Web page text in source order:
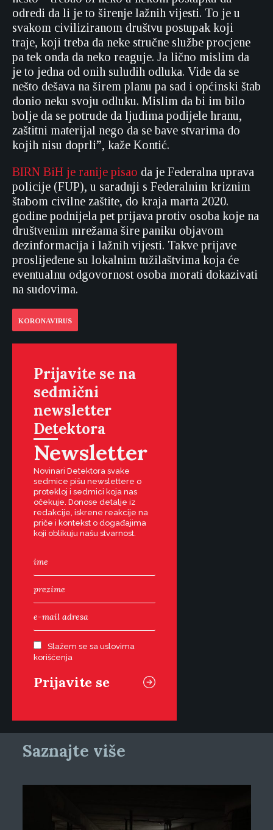
odredi da li je to širenje lažnih vijesti. To je u
svakom civiliziranom društvu postupak koji
traje, koji treba da neke stručne službe procjene
pa tek onda da neko reaguje. Ja lično mislim da
je to jedna od onih suludih odluka. Vide da se
nešto dešava na širem planu pa sad i općinski štab
donio neku svoju odluku. Mislim da bi im bilo
bolje da se potrude da ljudima podijele hranu,
zaštitni materijal nego da se bave stvarima do
kojih nisu doprli”, kaže Kontić.
BIRN BiH je ranije pisao da je Federalna uprava
policije (FUP), u saradnji s Federalnim kriznim
štabom civilne zaštite, do kraja marta 2020.
godine podnijela pet prijava protiv osoba koje na
društvenim mrežama šire paniku objavom
dezinformacija i lažnih vijesti. Takve prijave
proslijeđene su lokalnim tužilaštvima koja će
eventualnu odgovornost osoba morati dokazivati
na sudovima.
KORONAVIRUS
Prijavite se na
sedmični
newsletter
Detektora
Newsletter
Novinari Detektora svake
sedmice pišu newslettere o
protekloj i sedmici koja nas
očekuje. Donose detalje iz
redakcije, iskrene reakcije na
priče i kontekst o događajima
koji oblikuju našu stvarnost.
Slažem se sa uslovima
korišćenja
Saznajte više